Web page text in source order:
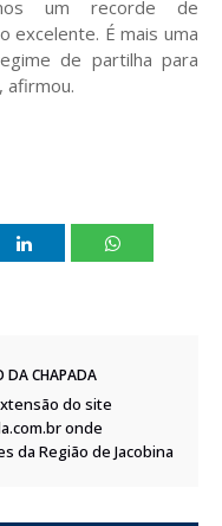
um recorde de
excelente. É mais uma
de partilha para
afirmou.
DA CHAPADA
do site
onde
da Região de Jacobina